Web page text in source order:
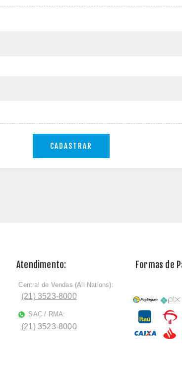
CADASTRAR
Atendimento:
ﾠCentral de Vendas (All Nations):
(21) 3523-8000
SAC / RMA:
(21) 3523-8000
Formas de